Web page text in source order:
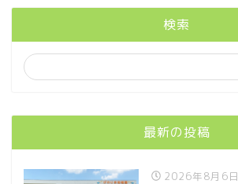
検索
最新の投稿
2026年8月6日